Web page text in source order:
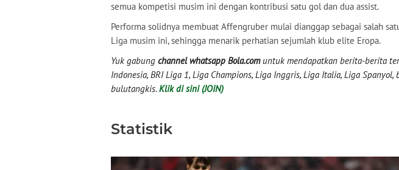
semua kompetisi musim ini dengan kontribusi satu gol dan dua assist.
Performa solidnya membuat Affengruber mulai dianggap sebagai salah
Liga musim ini, sehingga menarik perhatian sejumlah klub elite Eropa.
Yuk gabung channel whatsapp Bola.comuntuk mendapatkan berita-berita
Indonesia, BRI Liga 1, Liga Champions, Liga Inggris, Liga Italia, Liga Spanyol,
bulutangkis. Klik di sini (JOIN)
Statistik